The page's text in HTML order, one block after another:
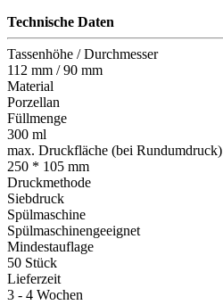
Technische Daten
Tassenhöhe / Durchmesser
112 mm / 90 mm
Material
Porzellan
Füllmenge
300 ml
max. Druckfläche (bei Rundumdruck)
250 * 105 mm
Druckmethode
Siebdruck
Spülmaschine
Spülmaschinengeeignet
Mindestauflage
50 Stück
Lieferzeit
3 - 4 Wochen